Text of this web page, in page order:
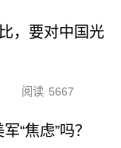
，要对中国光
阅读 5667
“焦虑”吗？